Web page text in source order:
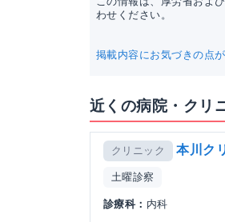
わせください。
掲載内容にお気づきの点
近くの病院・クリ
クリニック 本川ク
土曜診察
診療科： 内科